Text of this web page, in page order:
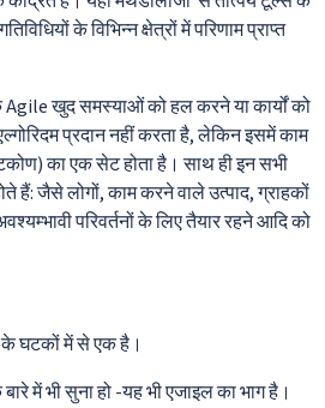
के विभिन्न क्षेत्रों में परिणाम प्राप्त
Agile खुद समस्याओं को हल करने या कार्यों को
प्रदान नहीं करता है, लेकिन इसमें काम
का एक सेट होता है। साथ ही इन सभी
हैं: जैसे लोगों, काम करने वाले उत्पाद, ग्राहकों
परिवर्तनों के लिए तैयार रहने आदि को
घटकों में से एक है।
में भी सुना हो -यह भी एजाइल का भाग है।